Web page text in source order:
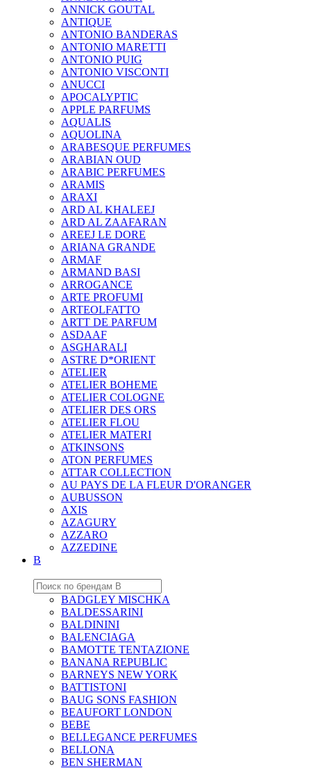
ANNICK GOUTAL
ANTIQUE
ANTONIO BANDERAS
ANTONIO MARETTI
ANTONIO PUIG
ANTONIO VISCONTI
ANUCCI
APOCALYPTIC
APPLE PARFUMS
AQUALIS
AQUOLINA
ARABESQUE PERFUMES
ARABIAN OUD
ARABIC PERFUMES
ARAMIS
ARAXI
ARD AL KHALEEJ
ARD AL ZAAFARAN
AREEJ LE DORE
ARIANA GRANDE
ARMAF
ARMAND BASI
ARROGANCE
ARTE PROFUMI
ARTEOLFATTO
ARTT DE PARFUM
ASDAAF
ASGHARALI
ASTRE D*ORIENT
ATELIER
ATELIER BOHEME
ATELIER COLOGNE
ATELIER DES ORS
ATELIER FLOU
ATELIER MATERI
ATKINSONS
ATON PERFUMES
ATTAR COLLECTION
AU PAYS DE LA FLEUR D'ORANGER
AUBUSSON
AXIS
AZAGURY
AZZARO
AZZEDINE
B
BADGLEY MISCHKA
BALDESSARINI
BALDININI
BALENCIAGA
BAMOTTE TENTAZIONE
BANANA REPUBLIC
BARNEYS NEW YORK
BATTISTONI
BAUG SONS FASHION
BEAUFORT LONDON
BEBE
BELLEGANCE PERFUMES
BELLONA
BEN SHERMAN